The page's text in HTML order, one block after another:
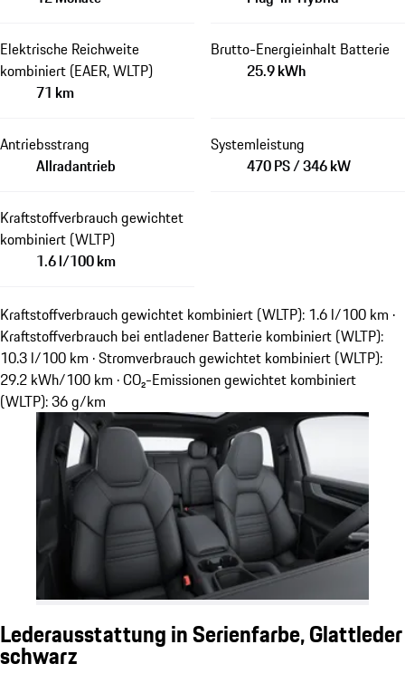
Elektrische Reichweite
kombiniert (EAER, WLTP)
71 km
Brutto-Energieinhalt Batterie
25.9 kWh
Antriebsstrang
Allradantrieb
Systemleistung
470 PS / 346 kW
Kraftstoffverbrauch gewichtet
kombiniert (WLTP)
1.6 l/100 km
Kraftstoffverbrauch gewichtet kombiniert (WLTP): 1.6 l/100 km ·
Kraftstoffverbrauch bei entladener Batterie kombiniert (WLTP):
10.3 l/100 km · Stromverbrauch gewichtet kombiniert (WLTP):
29.2 kWh/100 km · CO₂-Emissionen gewichtet kombiniert
(WLTP): 36 g/km
Lederausstattung in Serienfarbe, Glattleder
schwarz